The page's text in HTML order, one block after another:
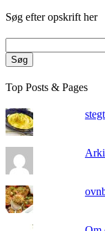
Søg efter opskrift her
Søg
Top Posts & Pages